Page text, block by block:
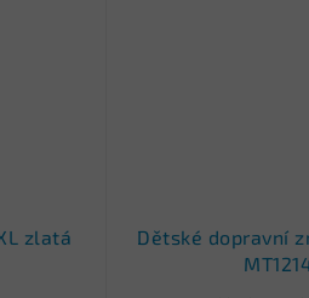
zlatá
Dětské dopravní